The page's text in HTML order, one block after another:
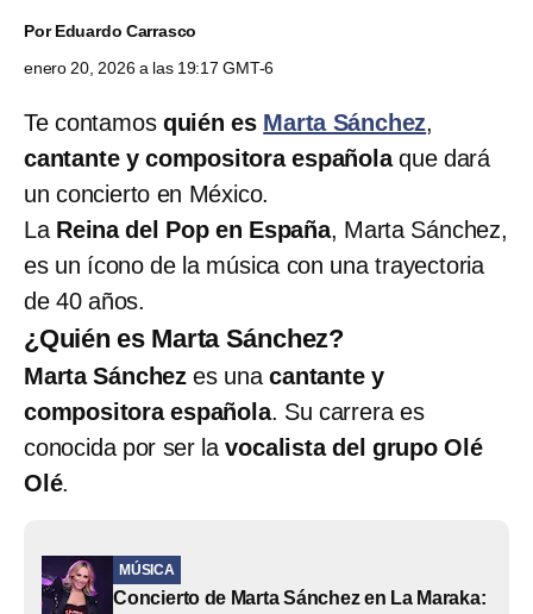
PorEduardo Carrasco
enero 20, 2026 a las 19:17 GMT-6
Te contamos quién es Marta Sánchez,
cantante y compositora españolaque dará
un concierto en México.
La Reina del Pop en España, Marta Sánchez,
es un ícono de la música con una trayectoria
de 40 años.
¿Quién es Marta Sánchez?
Marta Sánchez es unacantante y
compositora española. Su carrera es
conocida por ser lavocalista del grupo Olé
Olé.
MÚSICA
Concierto de Marta Sánchez en La Maraka: